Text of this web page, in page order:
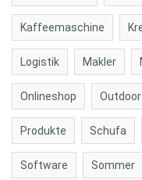
Kaffeemaschine
Logistik Makler
Onlineshop Outdoor
Produkte Schufa
Software Sommer